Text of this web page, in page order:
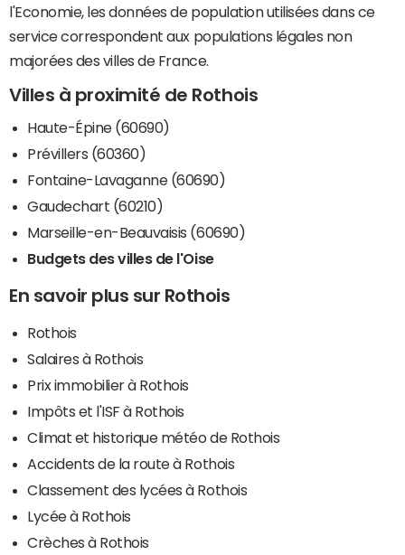
l'Economie, les données de population utilisées dans ce
service correspondent aux populations légales non
majorées des villes de France.
Villes à proximité de Rothois
Haute-Épine (60690)
Prévillers (60360)
Fontaine-Lavaganne (60690)
Gaudechart (60210)
Marseille-en-Beauvaisis (60690)
Budgets des villes de l'Oise
En savoir plus sur Rothois
Rothois
Salaires à Rothois
Prix immobilier à Rothois
Impôts et l'ISF à Rothois
Climat et historique météo de Rothois
Accidents de la route à Rothois
Classement des lycées à Rothois
Lycée à Rothois
Crèches à Rothois